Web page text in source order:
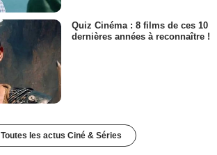
Quiz Cinéma : 8 films de ces 10
dernières années à reconnaître !
Toutes les actus Ciné & Séries